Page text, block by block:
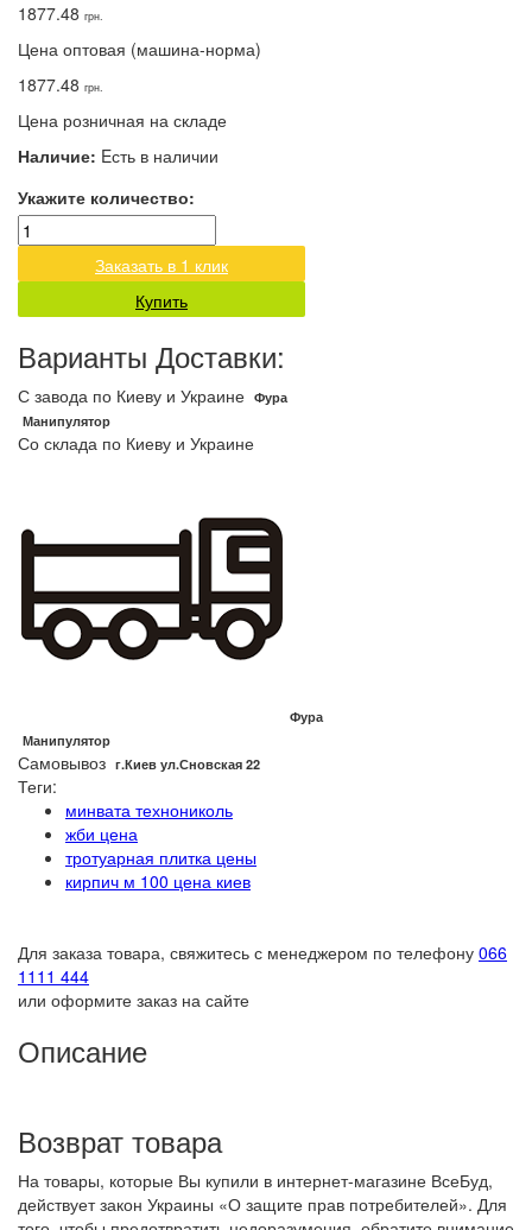
1877.48 грн.
Цена оптовая (машина-норма)
1877.48 грн.
Цена розничная на складе
Наличие: Eсть в наличии
Укажите количество:
Заказать в 1 клик
Купить
Варианты Доставки:
С завода по Киеву и Украине Фура
Манипулятор
Со склада по Киеву и Украине
Фура
Манипулятор
Самовывоз г.Киев ул.Сновская 22
Теги:
минвата технониколь
жби цена
тротуарная плитка цены
кирпич м 100 цена киев
Для заказа товара, свяжитесь с менеджером по телефону 066
1111 444
или оформите заказ на сайте
Описание
Возврат товара
На товары, которые Вы купили в интернет-магазине ВсеБуд,
действует закон Украины «О защите прав потребителей». Для